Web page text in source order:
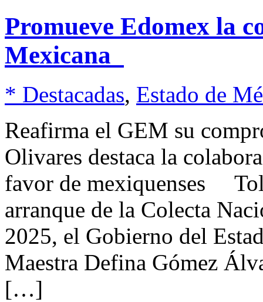
Promueve Edomex la
Mexicana
* Destacadas, Estado de
Reafirma el GEM su
Olivares destaca la
favor de mexiquenses
arranque de la Colecta
2025, el Gobierno del
Maestra Defina Gómez
[…]